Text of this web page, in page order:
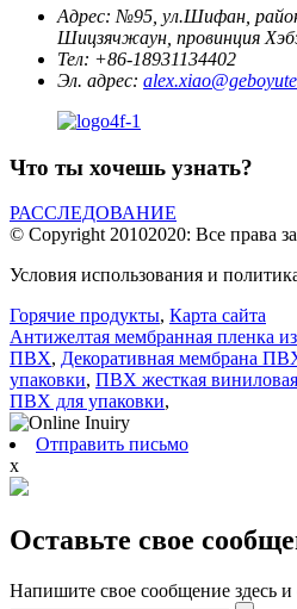
Адрес: №95, ул.Шифан,
Шицзячжаун, провинция
Тел: +86-18931134402
Эл. адрес:
Что ты хочешь узнать?
РАССЛЕДОВАНИЕ
© Copyright 20102020: Все права
Условия использования и
Горячие продукты, Карта сайта
Антижелтая мембранная пленка
ПВХ, Декоративная мембрана
упаковки, ПВХ жесткая
ПВХ для упаковки,
Отправить письмо
x
Оставьте свое
Напишите свое сообщение здесь и